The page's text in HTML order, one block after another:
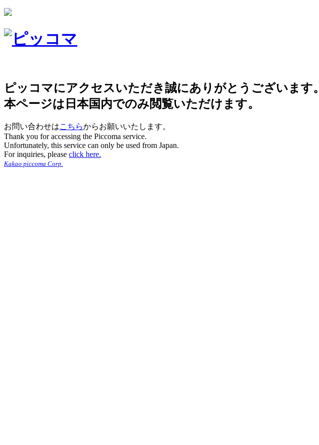
ピッコマにアクセスいただき誠にありがとうございます。
本ページは日本国内でのみ閲覧いただけます。
お問い合わせはこちらからお願いいたします。
Thank you for accessing the Piccoma service.
Unfortunately, this service can only be used from Japan.
For inquiries, please click here.
Kakao piccoma Corp.